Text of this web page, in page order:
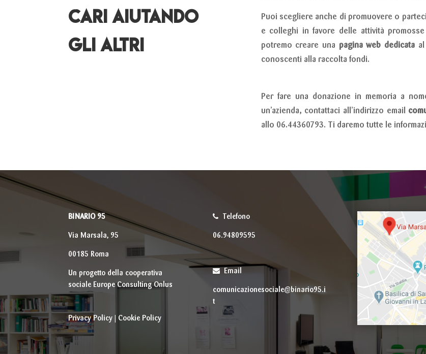
cari aiutando
gli altri
Puoi scegliere anche di promuovere o
e colleghi in favore delle attività
potremo creare una pagina web dedicata
conoscenti alla raccolta fondi.
Per fare una donazione in memoria a
un’azienda, contattaci all’indirizzo email
allo 06.44360793. Ti daremo tutte le
BINARIO 95
Via Marsala, 95
00185 Roma
Un progetto della cooperativa
sociale Europe Consulting Onlus
Privacy Policy Cookie Policy
Telefono
06.94809595
Email
comunicazionesociale@binario95.i
t